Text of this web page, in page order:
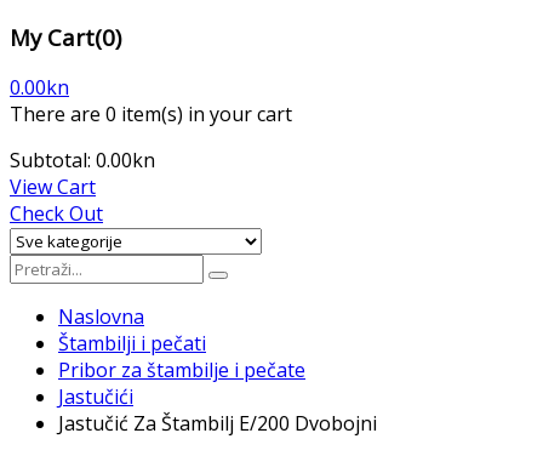
My Cart(0)
0.00kn
There are 0 item(s) in your cart
Subtotal: 0.00kn
View Cart
Check Out
Naslovna
Štambilji i pečati
Pribor za štambilje i pečate
Jastučići
Jastučić Za Štambilj E/200 Dvobojni